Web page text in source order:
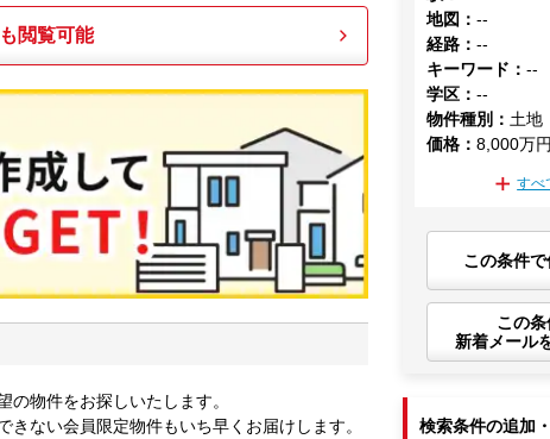
閲覧可能
物件をお探しいたします。
ない会員限定物件もいち早くお届けします。
地図 ：--
経路 ：--
キーワード ：--
学区 ：--
物件種別 ： 土地
価格 ：8,000万
すべ
この条件
この
新着メール
検索条件の追加